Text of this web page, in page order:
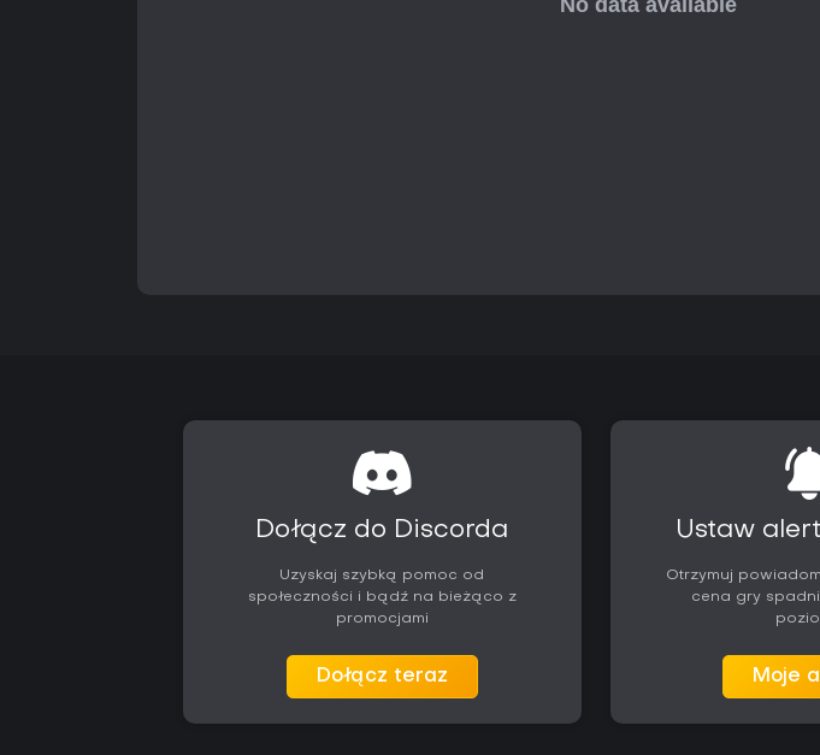
Dołącz do Discorda
Uzyskaj szybką pomoc od
społeczności i bądź na bieżąco z
promocjami
Dołącz teraz
Ustaw
Otrzymuj
cena gry
Moje